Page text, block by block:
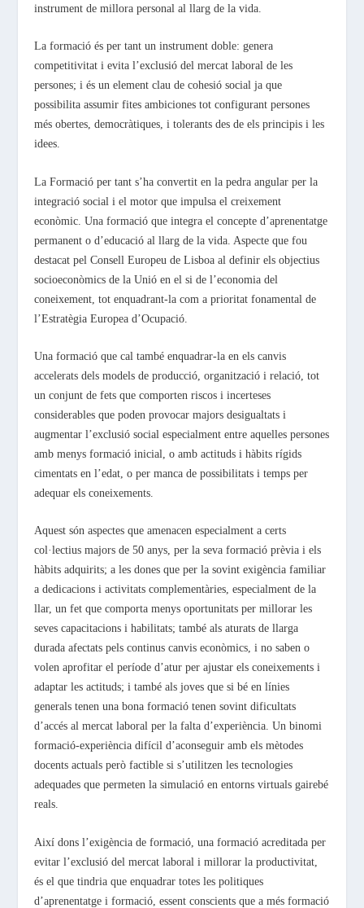
instrument de millora personal al llarg de la vida.
La formació és per tant un instrument doble: genera
competitivitat i evita l’exclusió del mercat laboral de les
persones; i és un element clau de cohesió social ja que
possibilita assumir fites ambiciones tot configurant persones
més obertes, democràtiques, i tolerants des de els principis i les
idees.
La Formació per tant s’ha convertit en la pedra angular per la
integració social i el motor que impulsa el creixement
econòmic. Una formació que integra el concepte d’aprenentatge
permanent o d’educació al llarg de la vida. Aspecte que fou
destacat pel Consell Europeu de Lisboa al definir els objectius
socioeconòmics de la Unió en el si de l’economia del
coneixement, tot enquadrant-la com a prioritat fonamental de
l’Estratègia Europea d’Ocupació.
Una formació que cal també enquadrar-la en els canvis
accelerats dels models de producció, organització i relació, tot
un conjunt de fets que comporten riscos i incerteses
considerables que poden provocar majors desigualtats i
augmentar l’exclusió social especialment entre aquelles persones
amb menys formació inicial, o amb actituds i hàbits rígids
cimentats en l’edat, o per manca de possibilitats i temps per
adequar els coneixements.
Aquest són aspectes que amenacen especialment a certs
col·lectius majors de 50 anys, per la seva formació prèvia i els
hàbits adquirits; a les dones que per la sovint exigència familiar
a dedicacions i activitats complementàries, especialment de la
llar, un fet que comporta menys oportunitats per millorar les
seves capacitacions i habilitats; també als aturats de llarga
durada afectats pels continus canvis econòmics, i no saben o
volen aprofitar el període d’atur per ajustar els coneixements i
adaptar les actituds; i també als joves que si bé en línies
generals tenen una bona formació tenen sovint dificultats
d’accés al mercat laboral per la falta d’experiència. Un binomi
formació-experiència difícil d’aconseguir amb els mètodes
docents actuals però factible si s’utilitzen les tecnologies
adequades que permeten la simulació en entorns virtuals gairebé
reals.
Així dons l’exigència de formació, una formació acreditada per
evitar l’exclusió del mercat laboral i millorar la productivitat,
és el que tindria que enquadrar totes les politiques
d’aprenentatge i formació, essent conscients que a més formació